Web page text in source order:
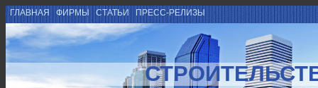
ГЛАВНАЯ ФИРМЫ СТАТЬИ ПРЕСС-РЕЛИЗЫ